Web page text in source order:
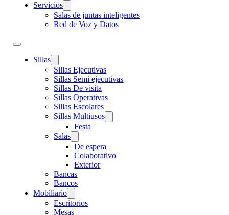
Servicios
Salas de juntas inteligentes
Red de Voz y Datos
Sillas
Sillas Ejecutivas
Sillas Semi ejecutivas
Sillas De visita
Sillas Operativas
Sillas Escolares
Sillas Multiusos
Festa
Salas
De espera
Colaborativo
Exterior
Bancas
Bancos
Mobiliario
Escritorios
Mesas